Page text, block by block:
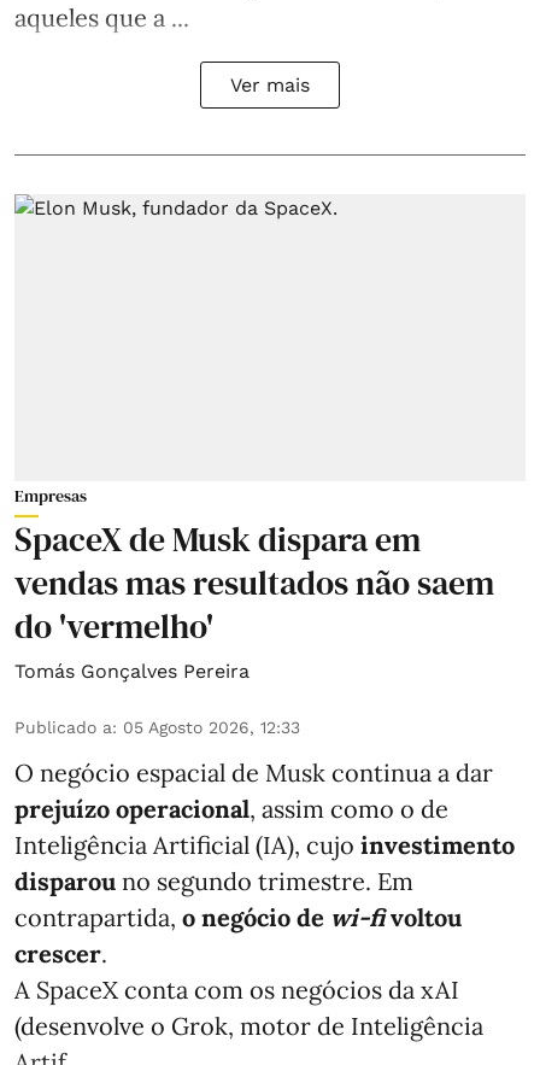
aqueles que a ...
Ver mais
Empresas
SpaceX de Musk dispara em
vendas mas resultados não saem
do 'vermelho'
Tomás Gonçalves Pereira
Publicado a: 05 Agosto 2026, 12:33
O negócio espacial de Musk continua a dar
prejuízo operacional, assim como o de
Inteligência Artificial (IA), cujo investimento
disparou no segundo trimestre. Em
contrapartida, o negócio de wi-fivoltou
crescer.
A SpaceX conta com os negócios da xAI
(desenvolve o Grok, motor de Inteligência